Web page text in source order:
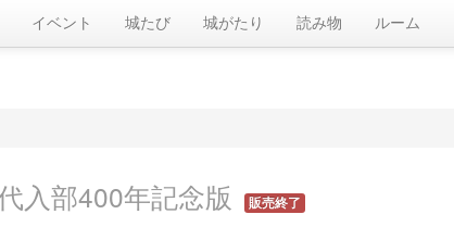
イベント 城たび 城がたり 読み物 ルーム
入部400年記念版 販売終了